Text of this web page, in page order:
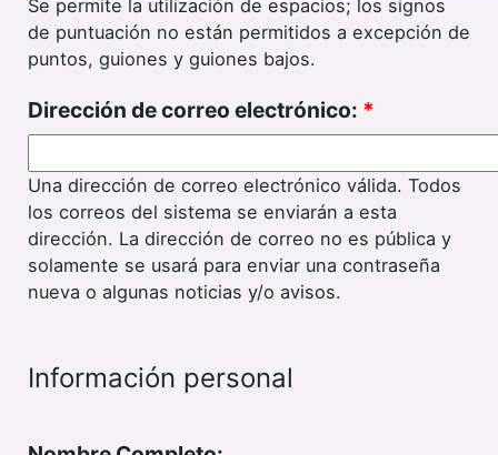
Se permite la utilización de espacios; los signos
de puntuación no están permitidos a excepción de
puntos, guiones y guiones bajos.
Dirección de correo electrónico: *
Una dirección de correo electrónico válida. Todos
los correos del sistema se enviarán a esta
dirección. La dirección de correo no es pública y
solamente se usará para enviar una contraseña
nueva o algunas noticias y/o avisos.
Información personal